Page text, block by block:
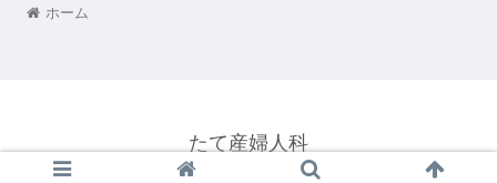
ホーム
たて産婦人科
© 2021 たて産婦人科.